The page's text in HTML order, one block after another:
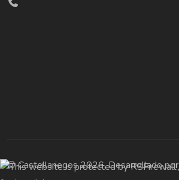
© Castellariegos 2026. Desarrollado por